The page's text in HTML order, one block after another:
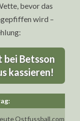
bevor das
wird –
bei Betsson
kassieren!
Ostfussball.com